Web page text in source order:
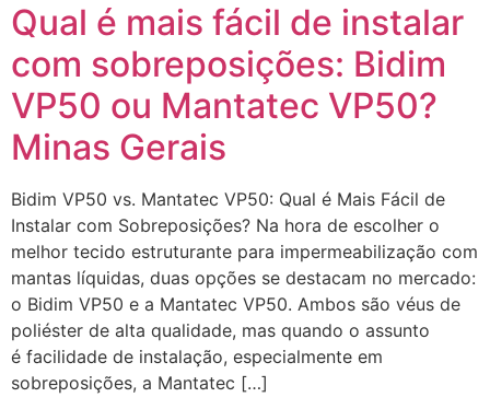
Qual é mais fácil de instalar
com sobreposições: Bidim
VP50 ou Mantatec VP50?
Minas Gerais
Bidim VP50 vs. Mantatec VP50: Qual é Mais Fácil de
Instalar com Sobreposições? Na hora de escolher o
melhor tecido estruturante para impermeabilização com
mantas líquidas, duas opções se destacam no mercado:
o Bidim VP50 e a Mantatec VP50. Ambos são véus de
poliéster de alta qualidade, mas quando o assunto
é facilidade de instalação, especialmente em
sobreposições, a Mantatec […]